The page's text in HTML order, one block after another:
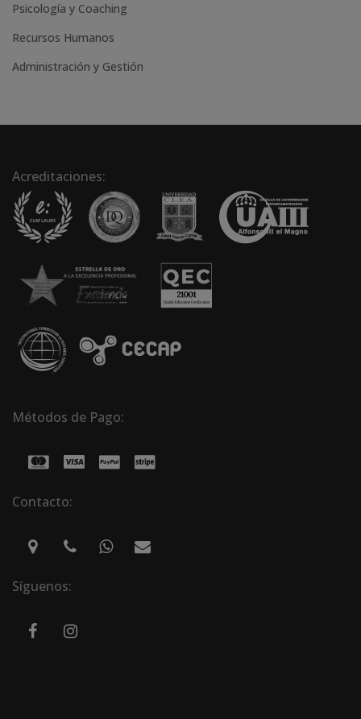
Psicología y Coaching
Recursos Humanos
Administración y Gestión
Acreditaciones:
Métodos de Pago:
Contacto:
Síguenos: